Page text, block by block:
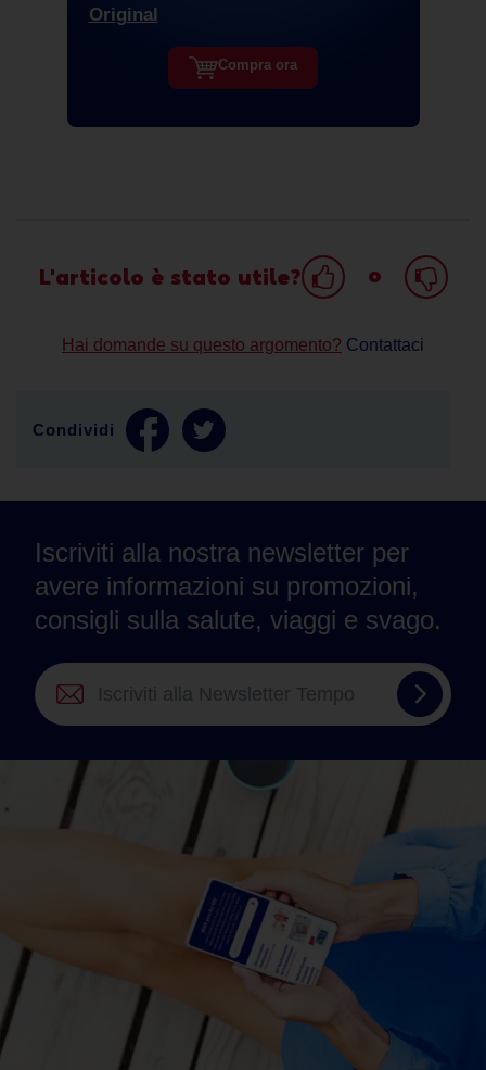
Original
Compra ora
L'articolo è stato utile? o
Hai domande su questo argomento? Contattaci
Condividi
Iscriviti alla nostra newsletter per
avere informazioni su promozioni,
consigli sulla salute, viaggi e svago.
Iscriviti
alla